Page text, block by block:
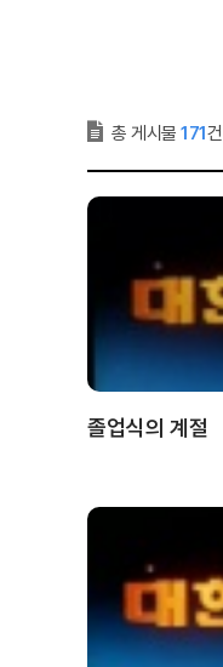
총 게시물 171건
졸업식의 계절